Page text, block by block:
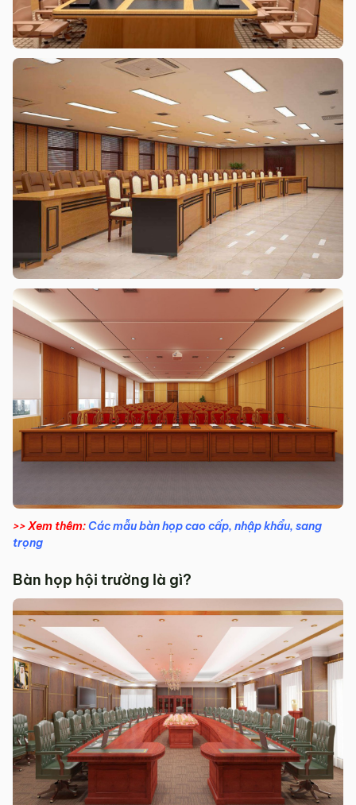
>> Xem thêm:Các mẫu bàn họp cao cấp, nhập khẩu, sang
trọng
Bàn họp hội trường là gì?